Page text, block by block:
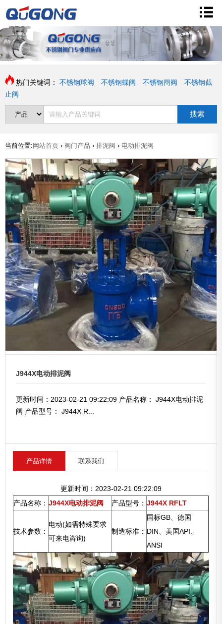
热门关键词： 不锈钢球阀 不锈钢蝶阀 不锈钢闸阀
不锈钢截
止阀
搜索
当前位置: 网站首页 › 阀门产品 › 排泥阀 › 电动排泥阀
J944X电动排泥阀
更新时间：2023-02-21 09:22:09 产品名称： J944X电动排泥
阀 产品型号： J944X R...
产品详情 联系我们
更新时间：2023-02-21 09:22:09
产品名称： J944X电动排泥阀 产品型号： J944X RFLT
技术参数：
电动(如需特殊要求
可来电咨询)
制造标准：
国标GB、德国
DIN、美国API、
ANSI